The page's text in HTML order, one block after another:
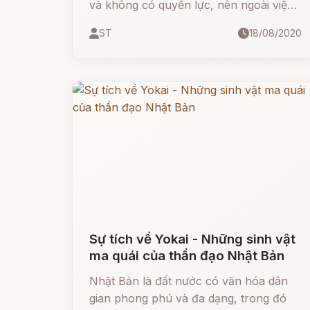
và không có quyền lực, nên ngoài việc
làm nô dịch cho những yêu quái mạnh
ST 18/08/2020
Sự tích về Yokai - Những sinh vật
ma quái của thần đạo Nhật Bản
Nhật Bản là đất nước có văn hóa dân
gian phong phú và đa dạng, trong đó